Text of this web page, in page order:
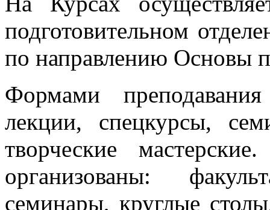
подготовительном
по направлению Основы
Формами
лекции, спецкурсы,
творческие
организованы:
семинары, круглые